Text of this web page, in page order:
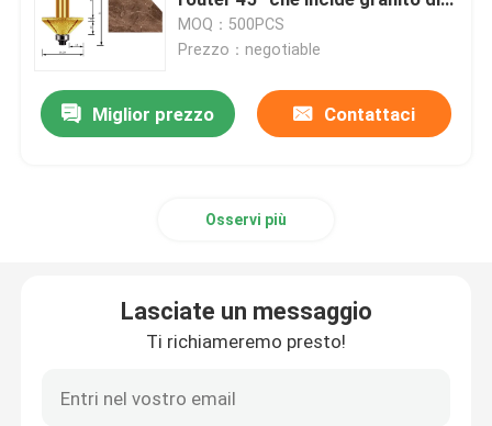
Piastra abrasiva diamantata
Punta da trapano per fori diamantati
Fresa diamantata
Testa stridente del diamante
pietra di marmo
MOQ：500PCS
Prezzo：negotiable
Miglior prezzo Contattaci
Osservi più
Lasciate un messaggio
Ti richiameremo presto!